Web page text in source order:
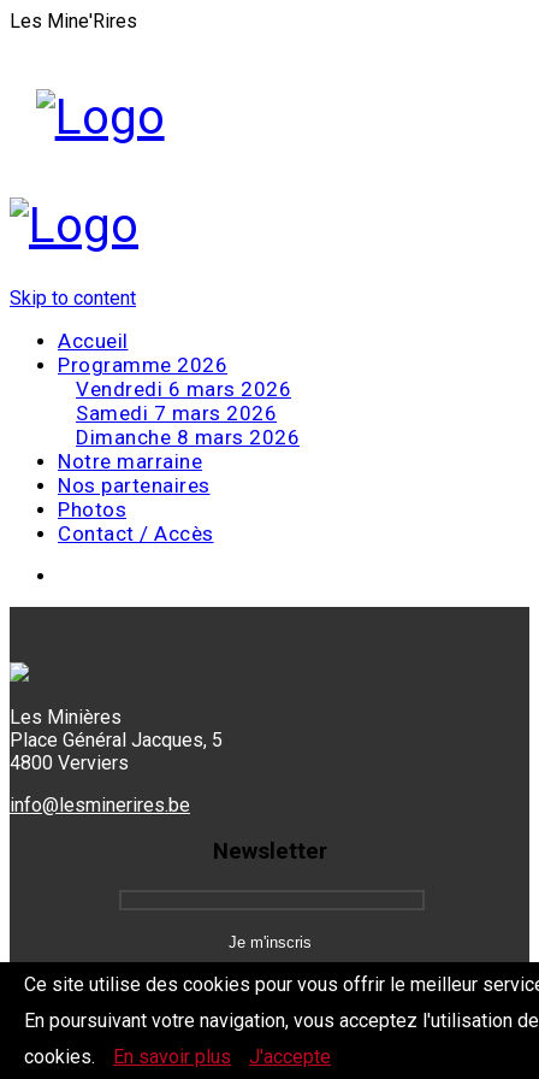
Les Mine'Rires
Skip to content
Accueil
Programme 2026
Vendredi 6 mars 2026
Samedi 7 mars 2026
Dimanche 8 mars 2026
Notre marraine
Nos partenaires
Photos
Contact / Accès
Les Minières
Place Général Jacques, 5
4800 Verviers
info@lesminerires.be
Newsletter
Copyright 2026 Les Mine'Rires - Politique de confidentialité
Ce site utilise des cookies pour vous offrir le meilleur
En poursuivant votre navigation, vous acceptez l'utilisation
cookies.
En savoir plus J'accepte